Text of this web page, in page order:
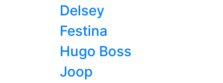
Delsey
Festina
Hugo Boss
Joop